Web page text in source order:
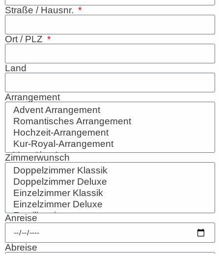
Straße / Hausnr.
Ort / PLZ
Land
Arrangement
Zimmerwunsch
Anreise
Abreise